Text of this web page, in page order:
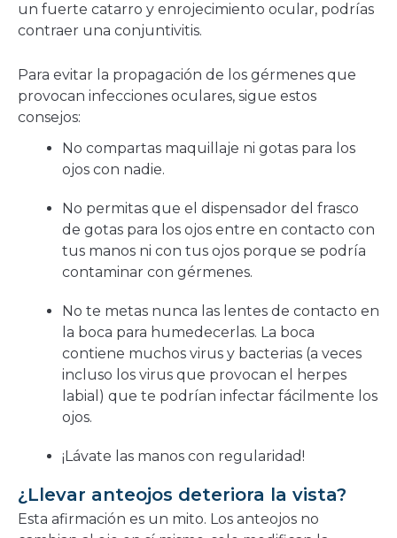
un fuerte catarro y enrojecimiento ocular, podrías
contraer una conjuntivitis.
Para evitar la propagación de los gérmenes que
provocan infecciones oculares, sigue estos
consejos:
No compartas maquillaje ni gotas para los
ojos con nadie.
No permitas que el dispensador del frasco
de gotas para los ojos entre en contacto con
tus manos ni con tus ojos porque se podría
contaminar con gérmenes.
No te metas nunca las lentes de contacto en
la boca para humedecerlas. La boca
contiene muchos virus y bacterias (a veces
incluso los virus que provocan el herpes
labial) que te podrían infectar fácilmente los
ojos.
¡Lávate las manos con regularidad!
¿Llevar anteojos deteriora la vista?
Esta afirmación es un mito. Los anteojos no